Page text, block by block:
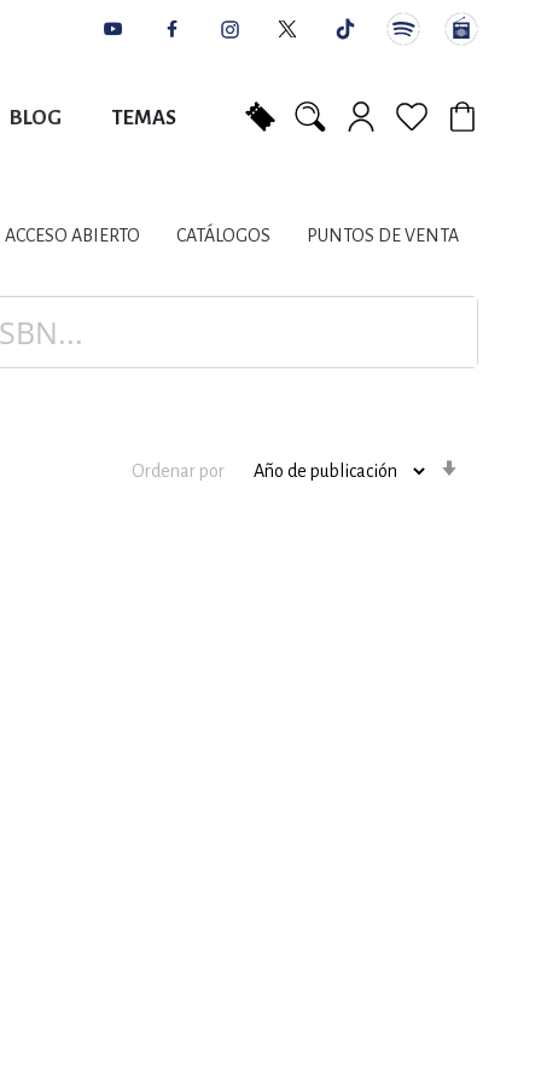
BLOG TEMAS
LITERARIOS
PLANIFICACIÓN
ACCESO ABIERTO CATÁLOGOS PUNTOS DE VENTA
Ordenar por